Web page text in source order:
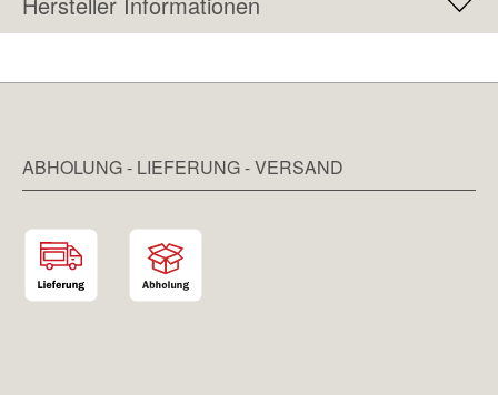
ABHOLUNG - LIEFERUNG - VERSAND